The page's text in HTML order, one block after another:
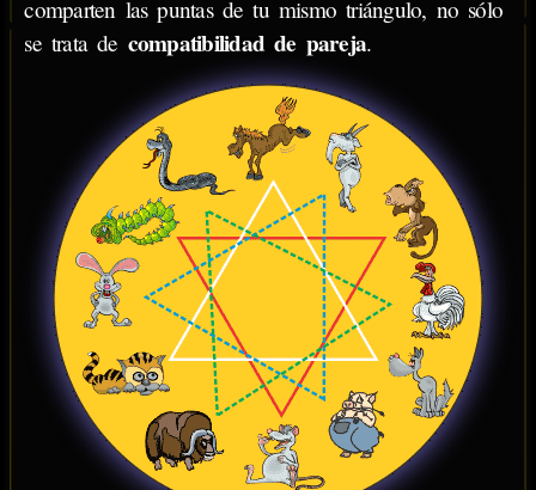
comparten las puntas de tu mismo triángulo, no sólo
se trata de compatibilidad de pareja.